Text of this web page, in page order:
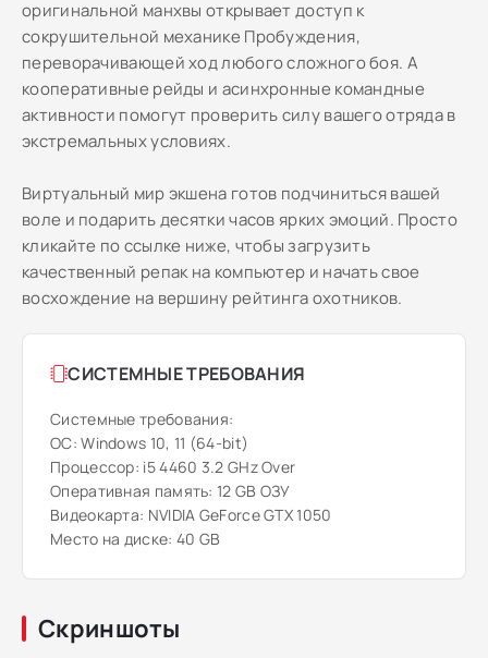
оригинальной манхвы открывает доступ к
сокрушительной механике Пробуждения,
переворачивающей ход любого сложного боя. А
кооперативные рейды и асинхронные командные
активности помогут проверить силу вашего отряда в
экстремальных условиях.
Виртуальный мир экшена готов подчиниться вашей
воле и подарить десятки часов ярких эмоций. Просто
кликайте по ссылке ниже, чтобы загрузить
качественный репак на компьютер и начать свое
восхождение на вершину рейтинга охотников.
СИСТЕМНЫЕ ТРЕБОВАНИЯ
Системные требования:
ОС: Windows 10, 11 (64-bit)
Процессор: i5 4460 3.2 GHz Over
Оперативная память: 12 GB ОЗУ
Видеокарта: NVIDIA GeForce GTX 1050
Место на диске: 40 GB
Скриншоты